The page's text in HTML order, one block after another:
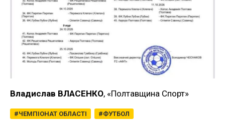
Владислав ВЛАСЕНКО, «Полтавщина Спорт»
ЧЕМПІОНАТ ОБЛАСТІ ФУТБОЛ